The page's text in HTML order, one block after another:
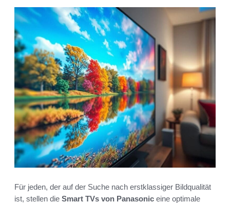
Für jeden, der auf der Suche nach erstklassiger Bildqualität
ist, stellen die Smart TVs von Panasonic eine optimale